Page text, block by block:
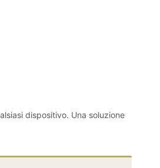
dispositivo. Una soluzione